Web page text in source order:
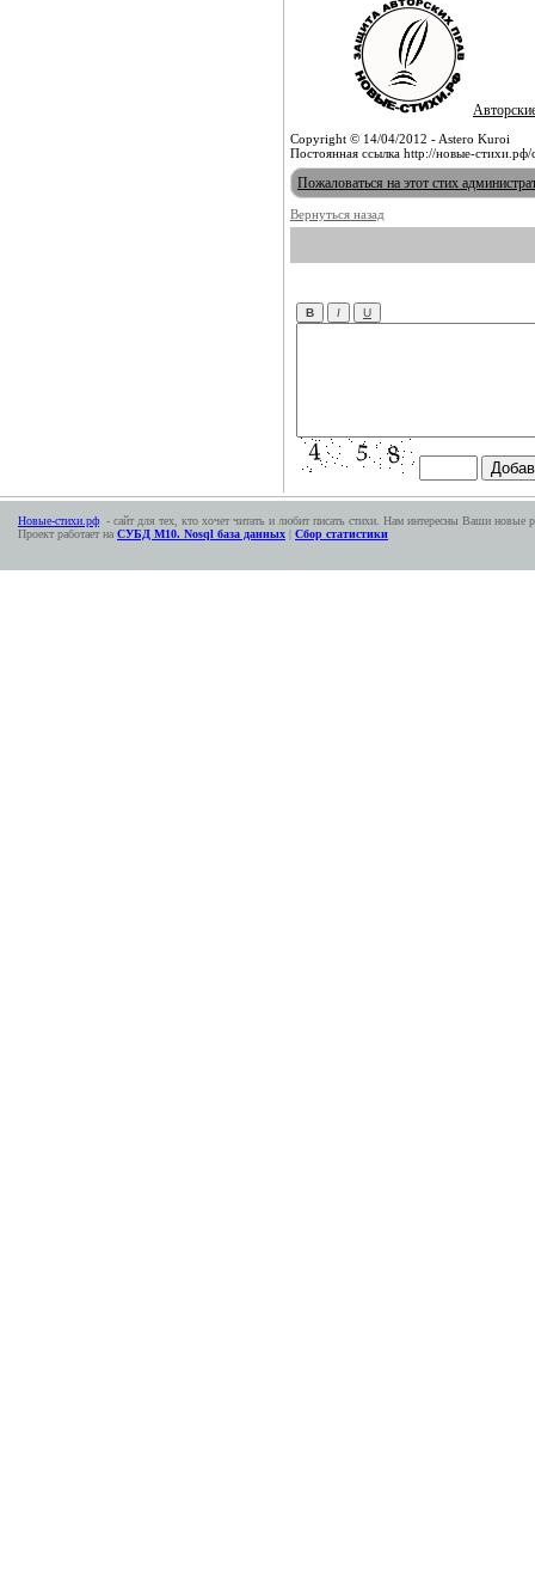
Copyright © 14/04/2012 - Astero Kuroi
Постоянная ссылка http://новые-стихи.рф/
Пожаловаться на этот стих
Вернуться назад
Новые-стихи.рф - сайт для тех, кто хочет читать и любит писать стихи. Нам интересны Ваши новые
Проект работает на СУБД М10. Nosql база данных | Сбор статистики